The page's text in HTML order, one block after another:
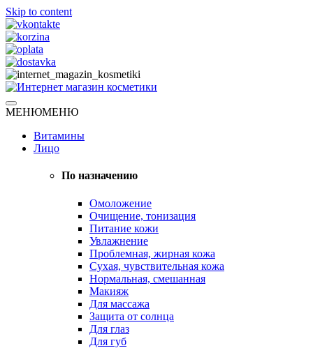
Skip to content
Интернет магазин косметики
Натуральная косметика
МЕНЮМЕНЮ
Витамины
Лицо
По назначению
Омоложение
Очищение, тонизация
Питание кожи
Увлажнение
Проблемная, жирная кожа
Сухая, чувствительная кожа
Нормальная, смешанная
Макияж
Для массажа
Защита от солнца
Для глаз
Для губ